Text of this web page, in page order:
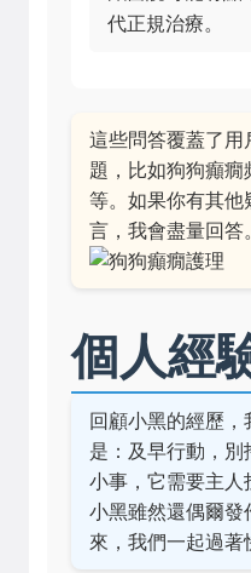
代正規治療。
這些問答覆蓋了用
題，比如狗狗癲癇
等。如果你有其他
言，我會盡量回答
個人經
回顧小黑的經歷
是：及早行動，別
小事，它需要主人
小黑雖然還偶爾發
來，我們一起過著